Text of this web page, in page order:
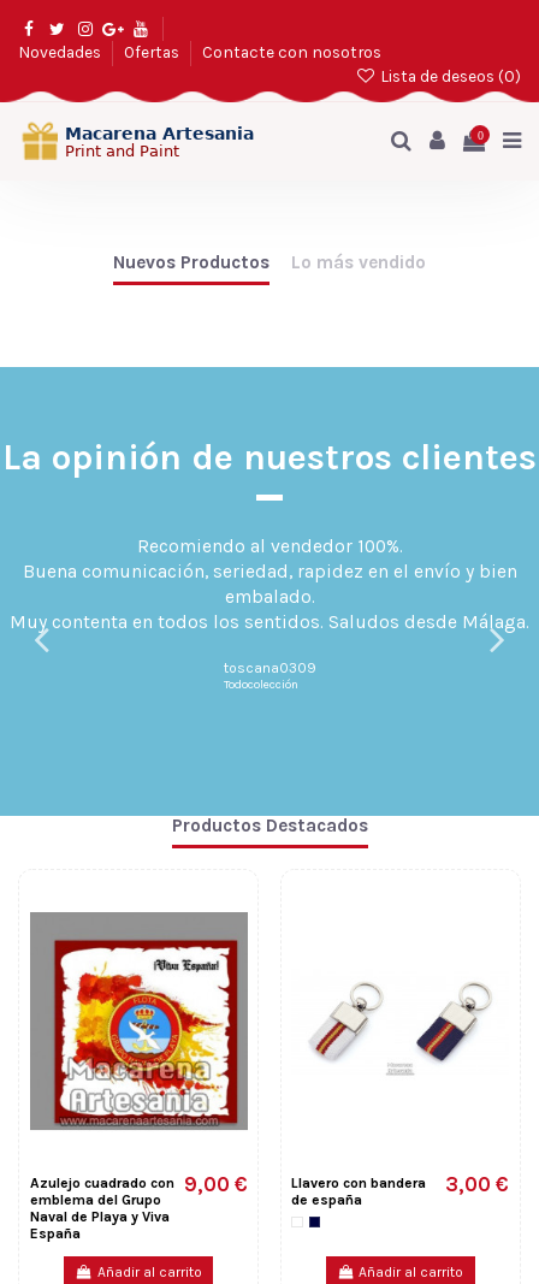
Novedades Ofertas
Contacte con nosotros
Lista de deseos (0)
0
Nuevos Productos Lo más vendido
La opinión de nuestros clientes
Recomiendo al vendedor 100%.
Buena comunicación, seriedad, rapidez en el envío y bien
embalado.
Muy contenta en todos los sentidos. Saludos desde Málaga.
toscana0309
Todocolección
Productos Destacados
Azulejo cuadrado con
emblema del Grupo
Naval de Playa y Viva
España
9,00 €
Añadir al carrito
Llavero con bandera
de españa
3,00 €
Añadir al carrito
Do not show again.